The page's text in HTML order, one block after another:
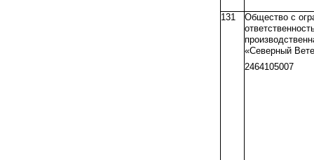
131
Общество с
«Северный
2464105007